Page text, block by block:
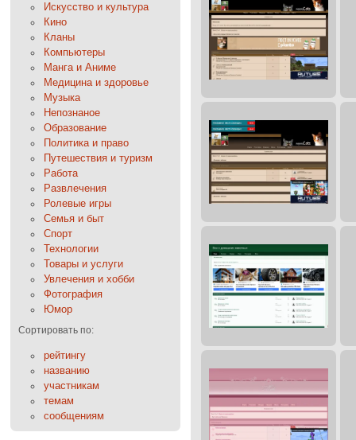
Искусство и культура
Кино
Кланы
Компьютеры
Манга и Аниме
Медицина и здоровье
Музыка
Непознаное
Образование
Политика и право
Путешествия и туризм
Работа
Развлечения
Ролевые игры
Семья и быт
Спорт
Технологии
Товары и услуги
Увлечения и хобби
Фотография
Юмор
Сортировать по:
рейтингу
названию
участникам
темам
сообщениям